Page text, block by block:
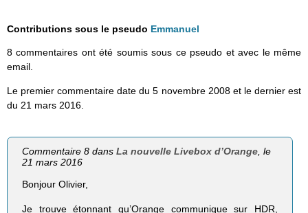
Contributions sous le pseudo Emmanuel
8 commentaires ont été soumis sous ce pseudo et avec le même
email.
Le premier commentaire date du 5 novembre 2008 et le dernier est
du 21 mars 2016.
Commentaire 8 dansLa nouvelle Livebox d’Orange, le
21 mars 2016
Bonjour Olivier,
Je trouve étonnant qu’Orange communique sur HDR,